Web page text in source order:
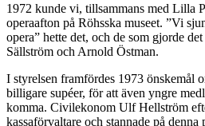
1972 kunde vi, tillsammans med Lilla
operaafton på Röhsska museet. ”Vi
opera” hette det, och de som gjorde
Sällström och Arnold Östman.
I styrelsen framfördes 1973 önskemål
billigare supéer, för att även yngre
komma. Civilekonom Ulf Hellström
kassaförvaltare och stannade på denna